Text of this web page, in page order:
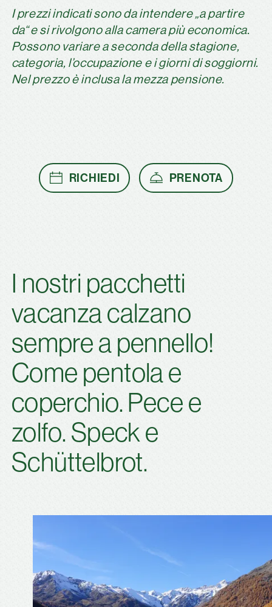
I prezzi indicati sono da intendere „a partire
da“ e si rivolgono alla camera più economica.
Possono variare a seconda della stagione,
categoria, l’occupazione e i giorni di soggiorni.
Nel prezzo è inclusa la mezza pensione.
RICHIEDI PRENOTA
I nostri pacchetti
vacanza calzano
sempre a pennello!
Come pentola e
coperchio. Pece e
zolfo. Speck e
Schüttelbrot.